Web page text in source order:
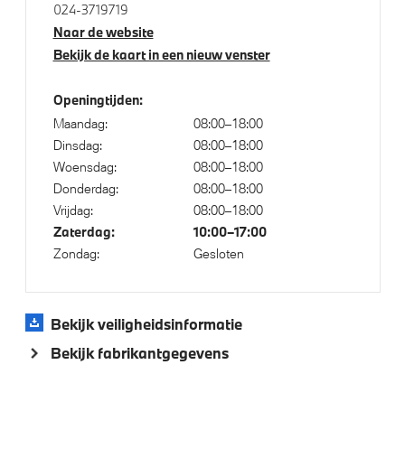
Elektrische voorzieningen
Driving Assistant Professional
High-beam assistant
Draadloos oplaadstation
Comfort Access
Alarmsysteem klasse 3 (VbV/SCM)
Parking assistant plus
Automatisch dimmende binnen- en buitenspiegel
bestuurderzijde
Bandenspanningsweergavesysteem
Aandrijving en onderstel
024-3719719
Naar de website
Bekijk de kaart in een nieuw venster
Openingtijden:
Maandag:
08:00–18:00
Dinsdag:
08:00–18:00
Woensdag:
08:00–18:00
Donderdag:
08:00–18:00
Vrijdag:
08:00–18:00
Zaterdag: 10:00–17:00
Zondag: Gesloten
Bekijk veiligheidsinformatie
Bekijk fabrikantgegevens